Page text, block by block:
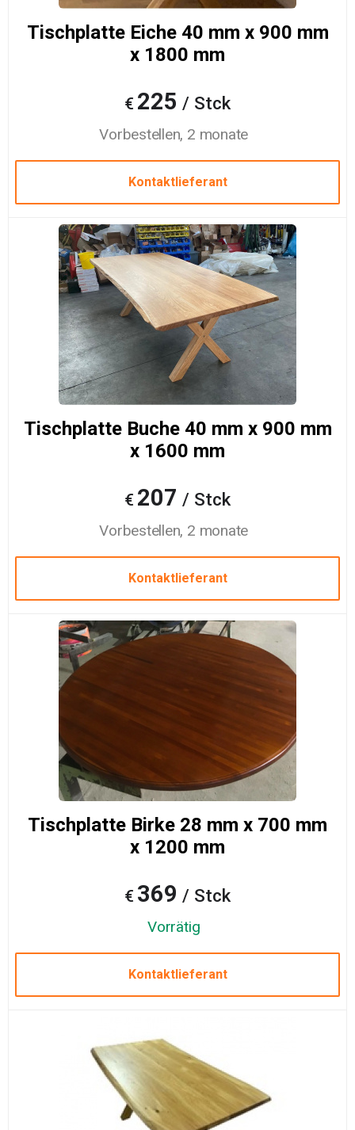
Tischplatte Eiche 40 mm x 900 mm
x 1800 mm
€ 225 / Stck
Vorbestellen, 2 monate
Kontaktlieferant
Tischplatte Buche 40 mm x 900 mm
x 1600 mm
€ 207 / Stck
Vorbestellen, 2 monate
Kontaktlieferant
Tischplatte Birke 28 mm x 700 mm
x 1200 mm
€ 369 / Stck
Vorrätig
Kontaktlieferant